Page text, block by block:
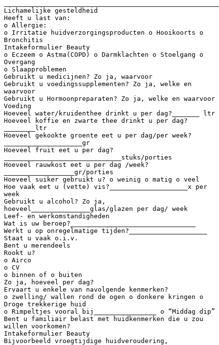
Lichamelijke gesteldheid
Heeft u last van:
o Allergie:
o Irritatie huidverzorgingsproducten o Hooikoorts o
Bronchitis
Intakeformulier Beauty
o Eczeem o Astma(COPD) o Darmklachten o Stoelgang o
Overgang
o Slaapproblemen
Gebruikt u medicijnen? Zo ja, waarvoor
Gebruikt u voedingssupplementen? Zo ja, welke en
waarvoor
Gebruikt u Hormoonpreparaten? Zo ja, welke en waarvoor
Voeding
Hoeveel water/kruidenthee drinkt u per dag?_______ ltr
Hoeveel koffie en zwarte thee drinkt u per dag?
________ltr
Hoeveel gekookte groente eet u per dag/per week?
____________________gr
Hoeveel fruit eet u per dag?
______________________________stuks/porties
Hoeveel rauwkost eet u per dag /week?
__________________gr/porties
Hoeveel suiker gebruikt u? o weinig o matig o veel
Hoe vaak eet u (vette) vis?____________________x per
week
Gebruikt u alcohol? Zo ja,
hoeveel_______________glas/glazen per dag/ week
Leef- en werkomstandigheden
Wat is uw beroep?________________________________
Werkt u op onregelmatige tijden?____________________
Staat u vaak o.i.v.
Bent u merendeels
Rookt u?
o Airco
o CV
o binnen of o buiten
Zo ja, hoeveel per dag?
Ervaart u enkele van navolgende kenmerken?
o zwelling/ wallen rond de ogen o donkere kringen o
Droge trekkerige huid
o Rimpeltjes vooral bij________________ o “Middag dip”
Bent u familiair belast met huidkenmerken die u zou
willen voorkomen?
Intakeformulier Beauty
Bijvoorbeeld vroegtijdige huidveroudering,